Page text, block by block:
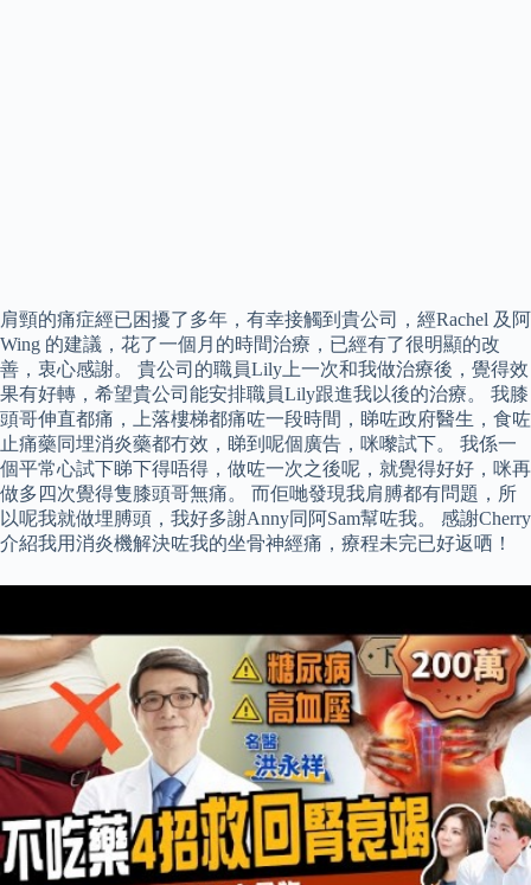
肩頸的痛症經已困擾了多年，有幸接觸到貴公司，經Rachel 及阿
Wing 的建議，花了一個月的時間治療，已經有了很明顯的改
善，衷心感謝。 貴公司的職員Lily上一次和我做治療後，覺得效
果有好轉，希望貴公司能安排職員Lily跟進我以後的治療。 我膝
頭哥伸直都痛，上落樓梯都痛咗一段時間，睇咗政府醫生，食咗
止痛藥同埋消炎藥都冇效，睇到呢個廣告，咪嚟試下。 我係一
個平常心試下睇下得唔得，做咗一次之後呢，就覺得好好，咪再
做多四次覺得隻膝頭哥無痛。 而佢哋發現我肩膊都有問題，所
以呢我就做埋膊頭，我好多謝Anny同阿Sam幫咗我。 感謝Cherry
介紹我用消炎機解決咗我的坐骨神經痛，療程未完已好返哂！